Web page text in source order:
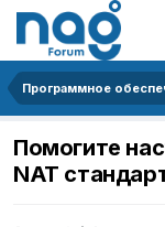
Программное
Помогите
NAT